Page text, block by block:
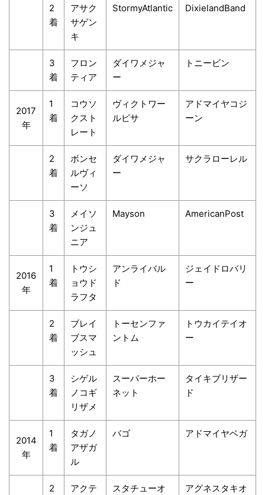
2
着
アサク
サゲン
キ
StormyAtlantic DixielandBand
3
着
フロン
ティア
ダイワメジャ
ー
トニービン
2017
年
1
着
コウソ
クスト
レート
ヴィクトワー
ルピサ
アドマイヤコジ
ーン
2
着
ボンセ
ルヴィ
ーソ
ダイワメジャ
ー
サクラローレル
3
着
メイソ
ンジュ
ニア
Mayson AmericanPost
2016
年
1
着
トウシ
ョウド
ラフタ
アンライバル
ド
ジェイドロバリ
ー
2
着
ブレイ
ブスマ
ッシュ
トーセンファ
ントム
トウカイテイオ
ー
3
着
シゲル
ノコギ
リザメ
スーパーホー
ネット
タイキブリザー
ド
2014
年
1
着
タガノ
アザガ
ル
バゴ アドマイヤベガ
2 アクテ スタチューオ アグネスタキオ